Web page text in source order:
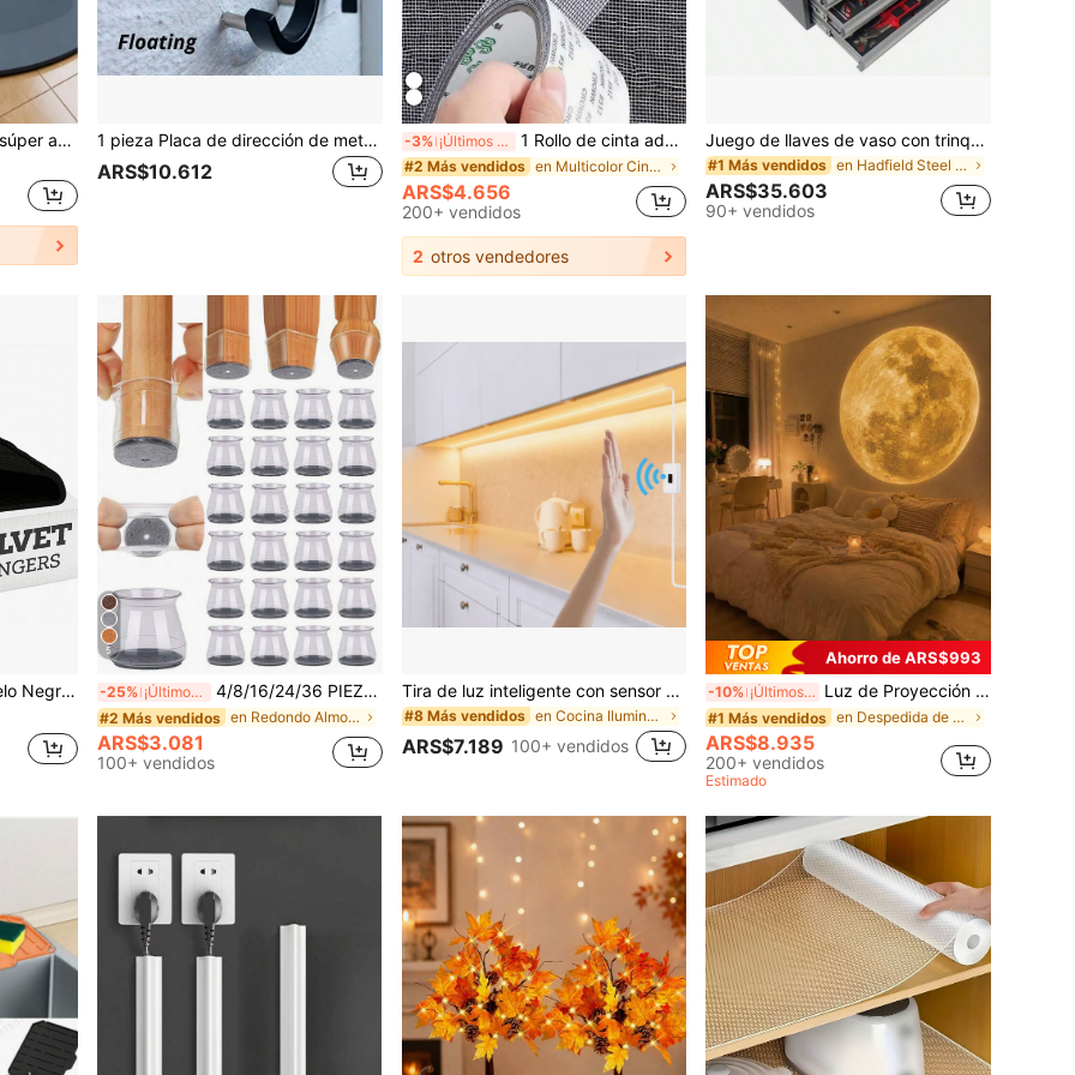
1 pieza Alfombra de baño súper absorbente y antideslizante, hecha de material de silicona suave, absorbente y de secado rápido, diseño engrosado, adecuada para sala de estar, cocina, pasillo, baño y áreas junto a la cama, excelente para el área de ducha
1 pieza Placa de dirección de metal negro grabado de 5 pulgadas - Juego de números de casa de aleación de zinc 0-9, estilo casa de campo moderna, decoración de porche de primavera, regalo del Día de la Madre para el hogar, minimalismo escandinavo, acento de entrada medieval moderno
ARS$10.612
-3% ¡Últimos 3 días 1 Rollo de cinta adhesiva de malla autoadhesiva para reparación de ventanas, parche resistente al agua y a los rasguños para pantalla anti-insectos, adhesivo fuerte para tela y pantallas, apropiada para reparación de cortinas de ventanas y dormitorios
#2 Más vendidos en Multicolor Cintas
ARS$4.656
200+ vendidos
2 otros vendedores
Juego de llaves de vaso con trinquete de 72 dientes y 24 dientes, kit de herramientas de mantenimiento y reparación automotriz, caja de herramientas de reparación automotriz
#1 Más vendidos en Hadfield Steel Herramientas manuales
ARS$35.603
90+ vendidos
para Uso en Armario, Suministros Ideales para Armario 1 pieza
5
-25% ¡Últimos 2 días 4/8/16/24/36 PIEZAS Protectores de patas de silla para piso, almohadillas de muebles para pisos de madera dura, deslizadores de muebles para patas de silla, fundas de silicona para patas de silla, protegen los pisos de arañazos y reducen el ruido, para comedor, cocina y sala de estar
#2 Más vendidos en Redondo Almohadillas para muebles
ARS$3.081
100+ vendidos
Tira de luz inteligente con sensor de movimiento USB 5V, control de encendido/apagado con escaneo manual, cinta adhesiva de doble cara para TV, gabinete de cocina, armario
#8 Más vendidos en Cocina Iluminación novedosa
ARS$7.189 100+ vendidos
Ahorro de ARS$993
-10% ¡Últimos 3 días Luz de Proyección de Cielo Estrellado USB con 10 Patrones de Luna, Tierra, Marte, Saturno y Estrellas, Luz Nocturna de Atmósfera con Efecto de Respiración para Techo de Dormitorio, Cine en Casa y Decoración de Fiesta
#1 Más vendidos en Despedida de soltera Luces de proyección
ARS$8.935
200+ vendidos
Estimado